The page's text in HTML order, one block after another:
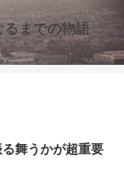
るまでの物語
舞うかが超重要